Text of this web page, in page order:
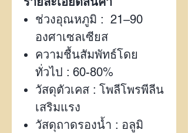
ช่วงอุณหภูมิ : 21–90
องศาเซลเซียส
ความชื้นสัมพัทธ์โดย
ทั่วไป : 60-80%
วัสดุตัวเคส : โพลีโพรพีลีน
เสริมแรง
วัสดุถาดรองน้ำ : อลูมิ